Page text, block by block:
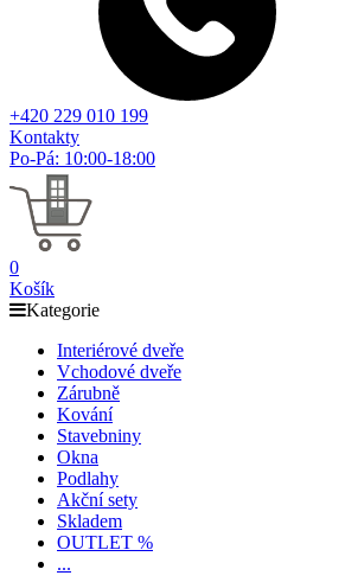
+420 229 010 199
Kontakty
Po-Pá: 10:00-18:00
0
Košík
Kategorie
Interiérové dveře
Vchodové dveře
Zárubně
Kování
Stavebniny
Okna
Podlahy
Akční sety
Skladem
OUTLET %
...